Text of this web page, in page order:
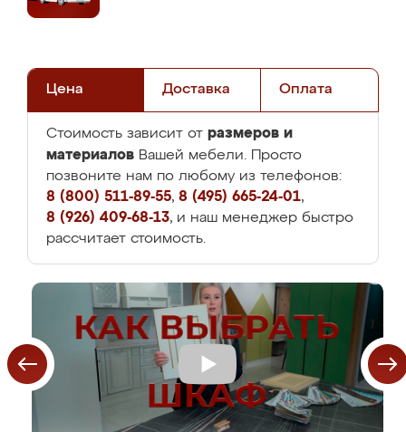
Цена Доставка Оплата
Стоимость зависит от размеров и
материалов Вашей мебели. Просто
позвоните нам по любому из телефонов:
8 (800) 511-89-55, 8 (495) 665-24-01,
8 (926) 409-68-13, и наш менеджер быстро
рассчитает стоимость.